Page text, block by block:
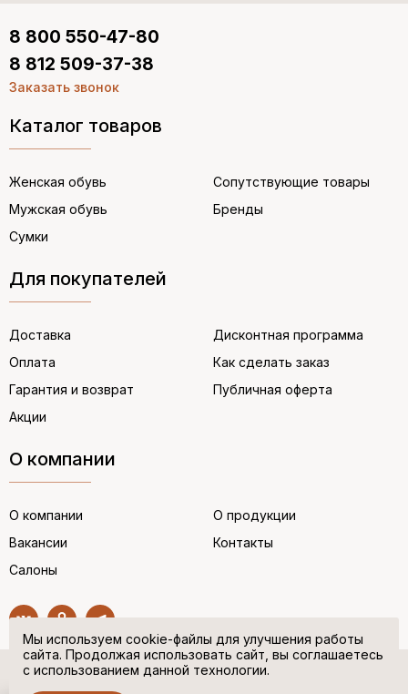
Каталог товаров
Женская обувь
Мужская обувь
Сумки
Сопутствующие товары
Бренды
Для покупателей
Доставка
Оплата
Гарантия и возврат
Акции
Дисконтная программа
Как сделать заказ
Публичная оферта
О компании
О компании
Вакансии
Салоны
О продукции
Контакты
8 800 550-47-80
8 812 509-37-38
Заказать звонок
© “НЕМЕЦКАЯ ОБУВЬ” 2017. Все права защищены.
Мы используем cookie-файлы для улучшения работы
сайта. Продолжая использовать сайт, вы соглашаетесь
с использованием данной технологии.